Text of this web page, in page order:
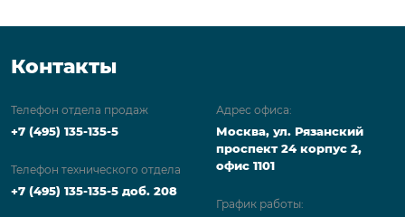
Контакты
Телефон отдела продаж
+7 (495) 135-135-5
Телефон технического отдела
+7 (495) 135-135-5 доб. 208
Адрес офиса:
Москва, ул. Рязанский
проспект 24 корпус 2,
офис 1101
График работы: